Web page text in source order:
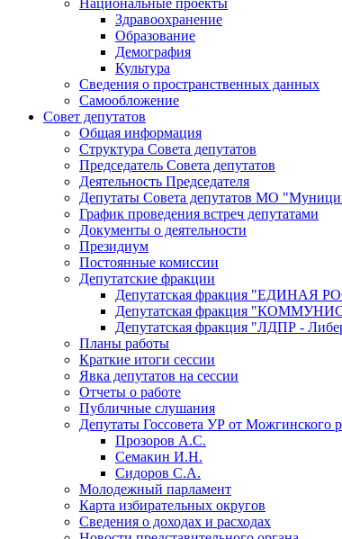
Здравоохранение
Образование
Демография
Культура
Сведения о пространственных данных
Самообложение
Совет депутатов
Общая информация
Структура Совета депутатов
Председатель Совета депутатов
Деятельность Председателя
Депутаты Совета депутатов МО
График проведения встреч депутатами
Документы о деятельности
Президиум
Постоянные комиссии
Депутатские фракции
Депутатская фракция "ЕДИНАЯ
Депутатская фракция
Депутатская фракция "ЛДПР -
Планы работы
Краткие итоги сессии
Явка депутатов на сессии
Отчеты о работе
Публичные слушания
Депутаты Госсовета УР от Можгинского
Прозоров А.С.
Семакин И.Н.
Сидоров С.А.
Молодежный парламент
Карта избирательных округов
Сведения о доходах и расходах